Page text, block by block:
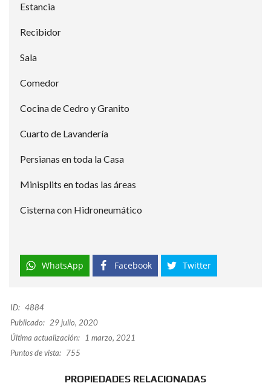
Estancia
Recibidor
Sala
Comedor
Cocina de Cedro y Granito
Cuarto de Lavandería
Persianas en toda la Casa
Minisplits en todas las áreas
Cisterna con Hidroneumático
WhatsApp Facebook Twitter
ID: 4884
Publicado: 29 julio, 2020
Última actualización:
1 marzo, 2021
Puntos de vista: 755
PROPIEDADES RELACIONADAS